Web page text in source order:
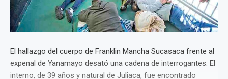
El hallazgo del cuerpo de Franklin Mancha Sucasaca frente al
expenal de Yanamayo desató una cadena de interrogantes. El
interno, de 39 años y natural de Juliaca, fue encontrado